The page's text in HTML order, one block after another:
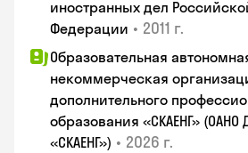
иностранных дел
Федерации • 2011 г.
Образовательная
некоммерческая
дополнительного
образования «СКАЕНГ» (ОАНО
«СКАЕНГ») • 2026 г.